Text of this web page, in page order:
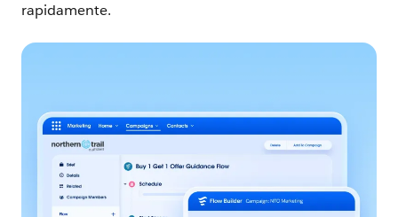
rapidamente.